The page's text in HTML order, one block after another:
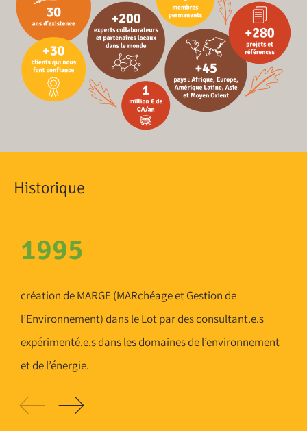
Historique
1995
création de MARGE (MARchéage et Gestion de
l’Environnement) dans le Lot par des consultant.e.s
expérimenté.e.s dans les domaines de l’environnement
et de l’énergie.